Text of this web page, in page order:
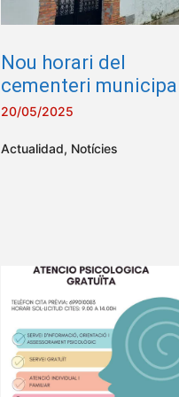
Nou horari del
cementeri
20/05/2025
Actualidad, Notícies